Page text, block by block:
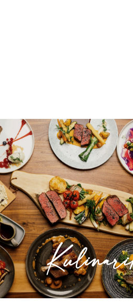
Geselliges Miteinander,
Gespräche und dazu eine
ist unsere Kulinarik im
» Mehr erfahren